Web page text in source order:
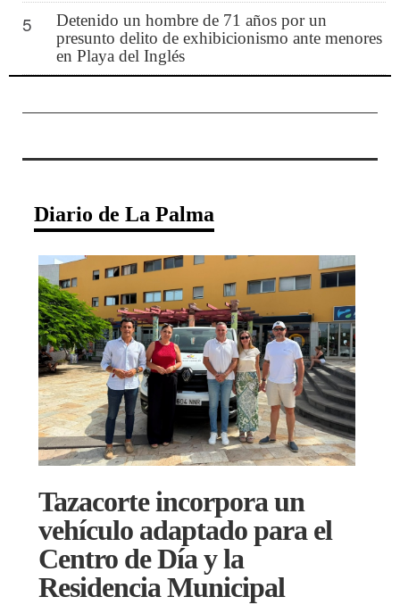
5
Detenido un hombre de 71 años por un
presunto delito de exhibicionismo ante menores
en Playa del Inglés
Diario de La Palma
Tazacorte incorpora un
vehículo adaptado para el
Centro de Día y la
Residencia Municipal